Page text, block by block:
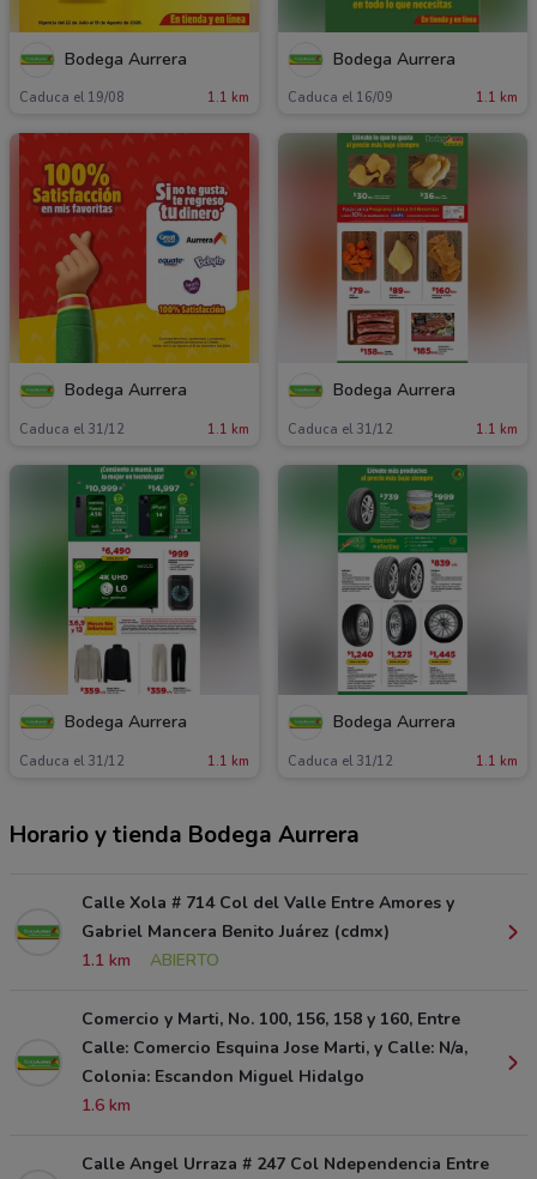
Bodega Aurrera
Caduca el 19/08 1.1 km
Bodega Aurrera
Caduca el 16/09 1.1 km
Bodega Aurrera
Caduca el 31/12 1.1 km
Bodega Aurrera
Caduca el 31/12 1.1 km
Bodega Aurrera
Caduca el 31/12 1.1 km
Bodega Aurrera
Caduca el 31/12 1.1 km
Horario y tienda Bodega Aurrera
Calle Xola # 714 Col del Valle Entre Amores y
Gabriel Mancera Benito Juárez (cdmx)
1.1 km
ABIERTO
Comercio y Marti, No. 100, 156, 158 y 160, Entre
Calle: Comercio Esquina Jose Marti, y Calle: N/a,
Colonia: Escandon Miguel Hidalgo
1.6 km
Calle Angel Urraza # 247 Col Ndependencia Entre